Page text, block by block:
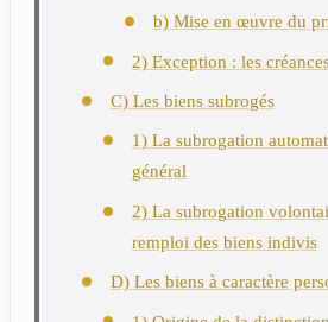
b) Mise en œuvre du
2) Exception : les
C) Les biens subrogés
1) La subrogation
général
2) La subrogation
remploi des biens indivis
D) Les biens à caractère